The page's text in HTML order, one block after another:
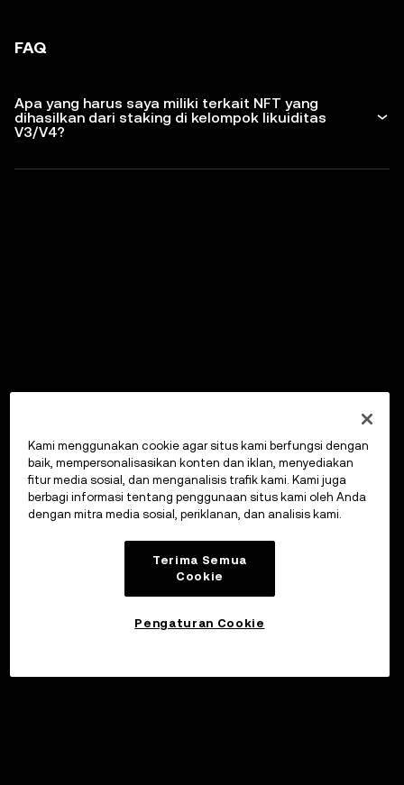
FAQ
Apa yang harus saya miliki terkait NFT yang
dihasilkan dari staking di kelompok likuiditas
V3/V4?
Kami menggunakan cookie agar situs kami berfungsi dengan
baik, mempersonalisasikan konten dan iklan, menyediakan
fitur media sosial, dan menganalisis trafik kami. Kami juga
berbagi informasi tentang penggunaan situs kami oleh Anda
dengan mitra media sosial, periklanan, dan analisis kami.
Terima Semua
Cookie
Pengaturan Cookie